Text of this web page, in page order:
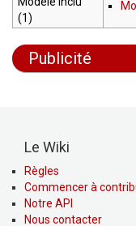
(1)
Publicité
Le Wiki
Règles
Commencer à
Notre API
Nous contacter